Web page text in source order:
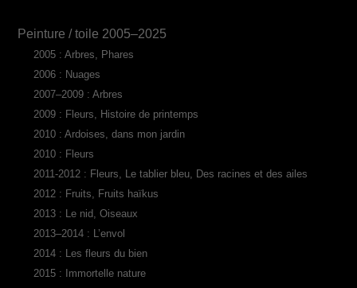
Peinture / toile 2005–2025
2005 : Arbres, Phares
2006 : Nuages
2007–2009 : Arbres
2009 : Fleurs, Histoire de printemps
2010 : Ardoises, dans mon jardin
2010 : Fleurs
2011-2012 : Fleurs, Le tablier bleu, Des racines et des ailes
2012 : Fruits, Fruits haïkus
2013 : Le nid, Oiseaux
2013–2014 : L’envol
2014 : Les fleurs du bien
2015 : Immortelle nature